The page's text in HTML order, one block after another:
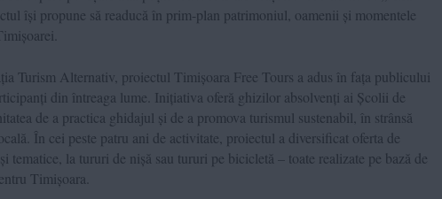
își propune să readucă în prim-plan patrimoniul, oamenii și momentele
Turism Alternativ, proiectul Timișoara Free Tours a adus în fața publicului
din întreaga lume. Inițiativa oferă ghizilor absolvenți ai Școlii de
de a practica ghidajul și de a promova turismul sustenabil, în strânsă
În cei peste patru ani de activitate, proiectul a diversificat oferta de
tematice, la tururi de nișă sau tururi pe bicicletă – toate realizate pe bază de
Timișoara.